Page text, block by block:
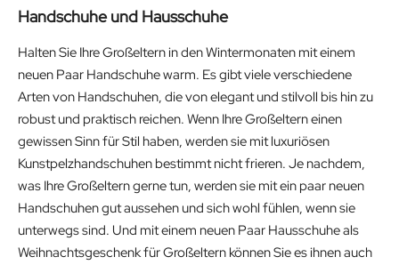
Handschuhe und Hausschuhe
Halten Sie Ihre Großeltern in den Wintermonaten mit einem
neuen Paar Handschuhe warm. Es gibt viele verschiedene
Arten von Handschuhen, die von elegant und stilvoll bis hin zu
robust und praktisch reichen. Wenn Ihre Großeltern einen
gewissen Sinn für Stil haben, werden sie mit luxuriösen
Kunstpelzhandschuhen bestimmt nicht frieren. Je nachdem,
was Ihre Großeltern gerne tun, werden sie mit ein paar neuen
Handschuhen gut aussehen und sich wohl fühlen, wenn sie
unterwegs sind. Und mit einem neuen Paar Hausschuhe als
Weihnachtsgeschenk für Großeltern können Sie es ihnen auch